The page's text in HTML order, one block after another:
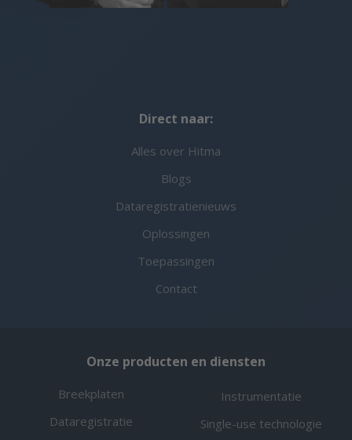
Direct naar:
Alles over Hitma
Blogs
Dataregistratienieuws
Oplossingen
Toepassingen
Contact
Onze producten en diensten
Breekplaten
Dataregistratie
Instrumentatie
Single-use technologie